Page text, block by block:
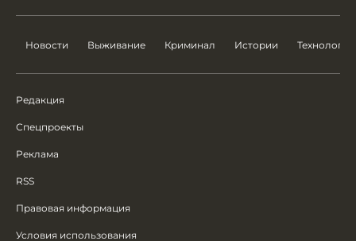
Новости Выживание Криминал Истории Технологии
Редакция
Спецпроекты
Реклама
RSS
Правовая информация
Условия использования